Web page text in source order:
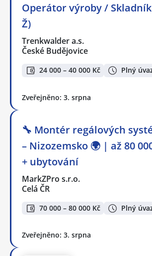
Operátor výroby /
Ž)
Trenkwalder a.s.
České Budějovice
24 000 – 40 000 Kč Plný
Zveřejněno: 3. srpna
🔧 Montér regálových
– Nizozemsko 🌍 | až 80
+ ubytování
MarkZPro s.r.o.
Celá ČR
70 000 – 80 000 Kč Plný
Zveřejněno: 3. srpna